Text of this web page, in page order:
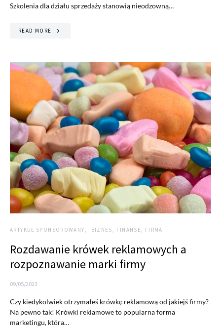
Szkolenia dla działu sprzedaży stanowią nieodzowną…
READ MORE
ARTYKUŁ SPONSOROWANY BIZNES, FINANSE, FIRMA
Rozdawanie krówek reklamowych a
rozpoznawanie marki firmy
09/05/2023
Czy kiedykolwiek otrzymałeś krówkę reklamową od jakiejś firmy?
Na pewno tak! Krówki reklamowe to popularna forma
marketingu, która…